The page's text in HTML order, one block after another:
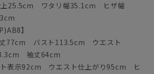
25.5cm ワタリ幅35.1cm ヒザ幅
】
丈77cm バスト113.5cm ウエスト
袖丈64cm
ト表示92cm ウエスト仕上がり95cm ヒ